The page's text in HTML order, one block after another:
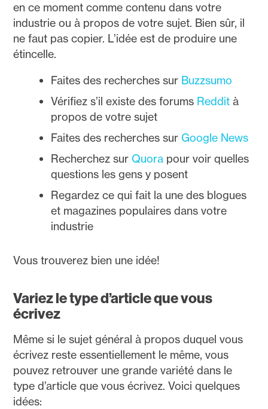
en ce moment comme contenu dans votre
industrie ou à propos de votre sujet. Bien sûr, il
ne faut pas copier. L’idée est de produire une
étincelle.
Faites des recherches sur Buzzsumo
Vérifiez s’il existe des forums Reddità
propos de votre sujet
Faites des recherches sur Google News
Recherchez sur Quorapour voir quelles
questions les gens y posent
Regardez ce qui fait la une des blogues
et magazines populaires dans votre
industrie
Vous trouverez bien une idée!
Variez le type d’article que vous
écrivez
Même si le sujet général à propos duquel vous
écrivez reste essentiellement le même, vous
pouvez retrouver une grande variété dans le
type d’article que vous écrivez. Voici quelques
idées: